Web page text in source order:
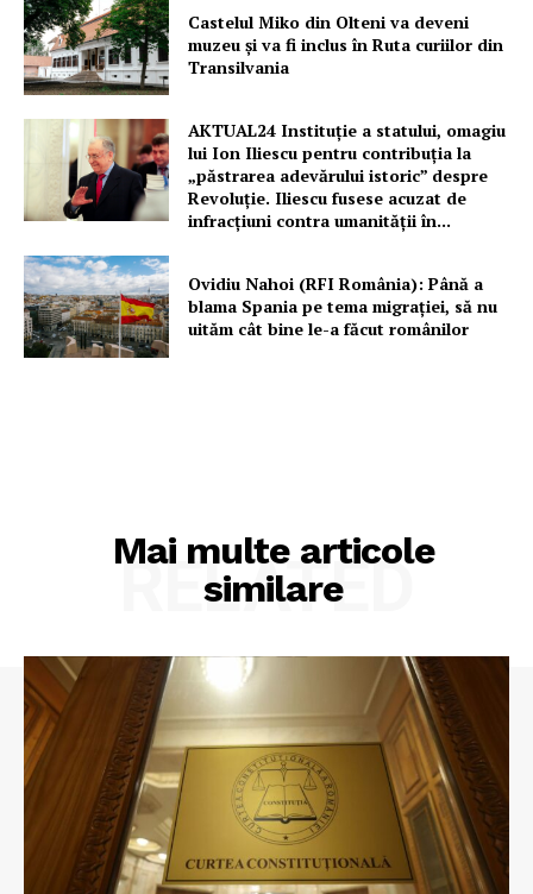
Contact
Castelul Miko din Olteni va deveni
muzeu şi va fi inclus în Ruta curiilor din
Transilvania
AKTUAL24 Instituție a statului, omagiu
lui Ion Iliescu pentru contribuția la
„păstrarea adevărului istoric” despre
Revoluție. Iliescu fusese acuzat de
infracțiuni contra umanității în...
Ovidiu Nahoi (RFI România): Până a
blama Spania pe tema migrației, să nu
uităm cât bine le-a făcut românilor
Mai multe articole
similare
RELATED